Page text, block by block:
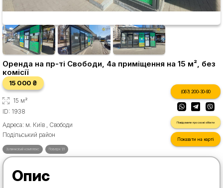
Оренда на пр-ті Свободи, 4а приміщення на 15 м², без
комісії
15 000 ₴
15 м²
ID: 1938
Адреса: м. Київ , Свободи
Подільський район
(067) 200-30-90
Повідомити про схожі об'єкти
Показати на карті
Зупинковий комплекс Поверх 1/1
Опис